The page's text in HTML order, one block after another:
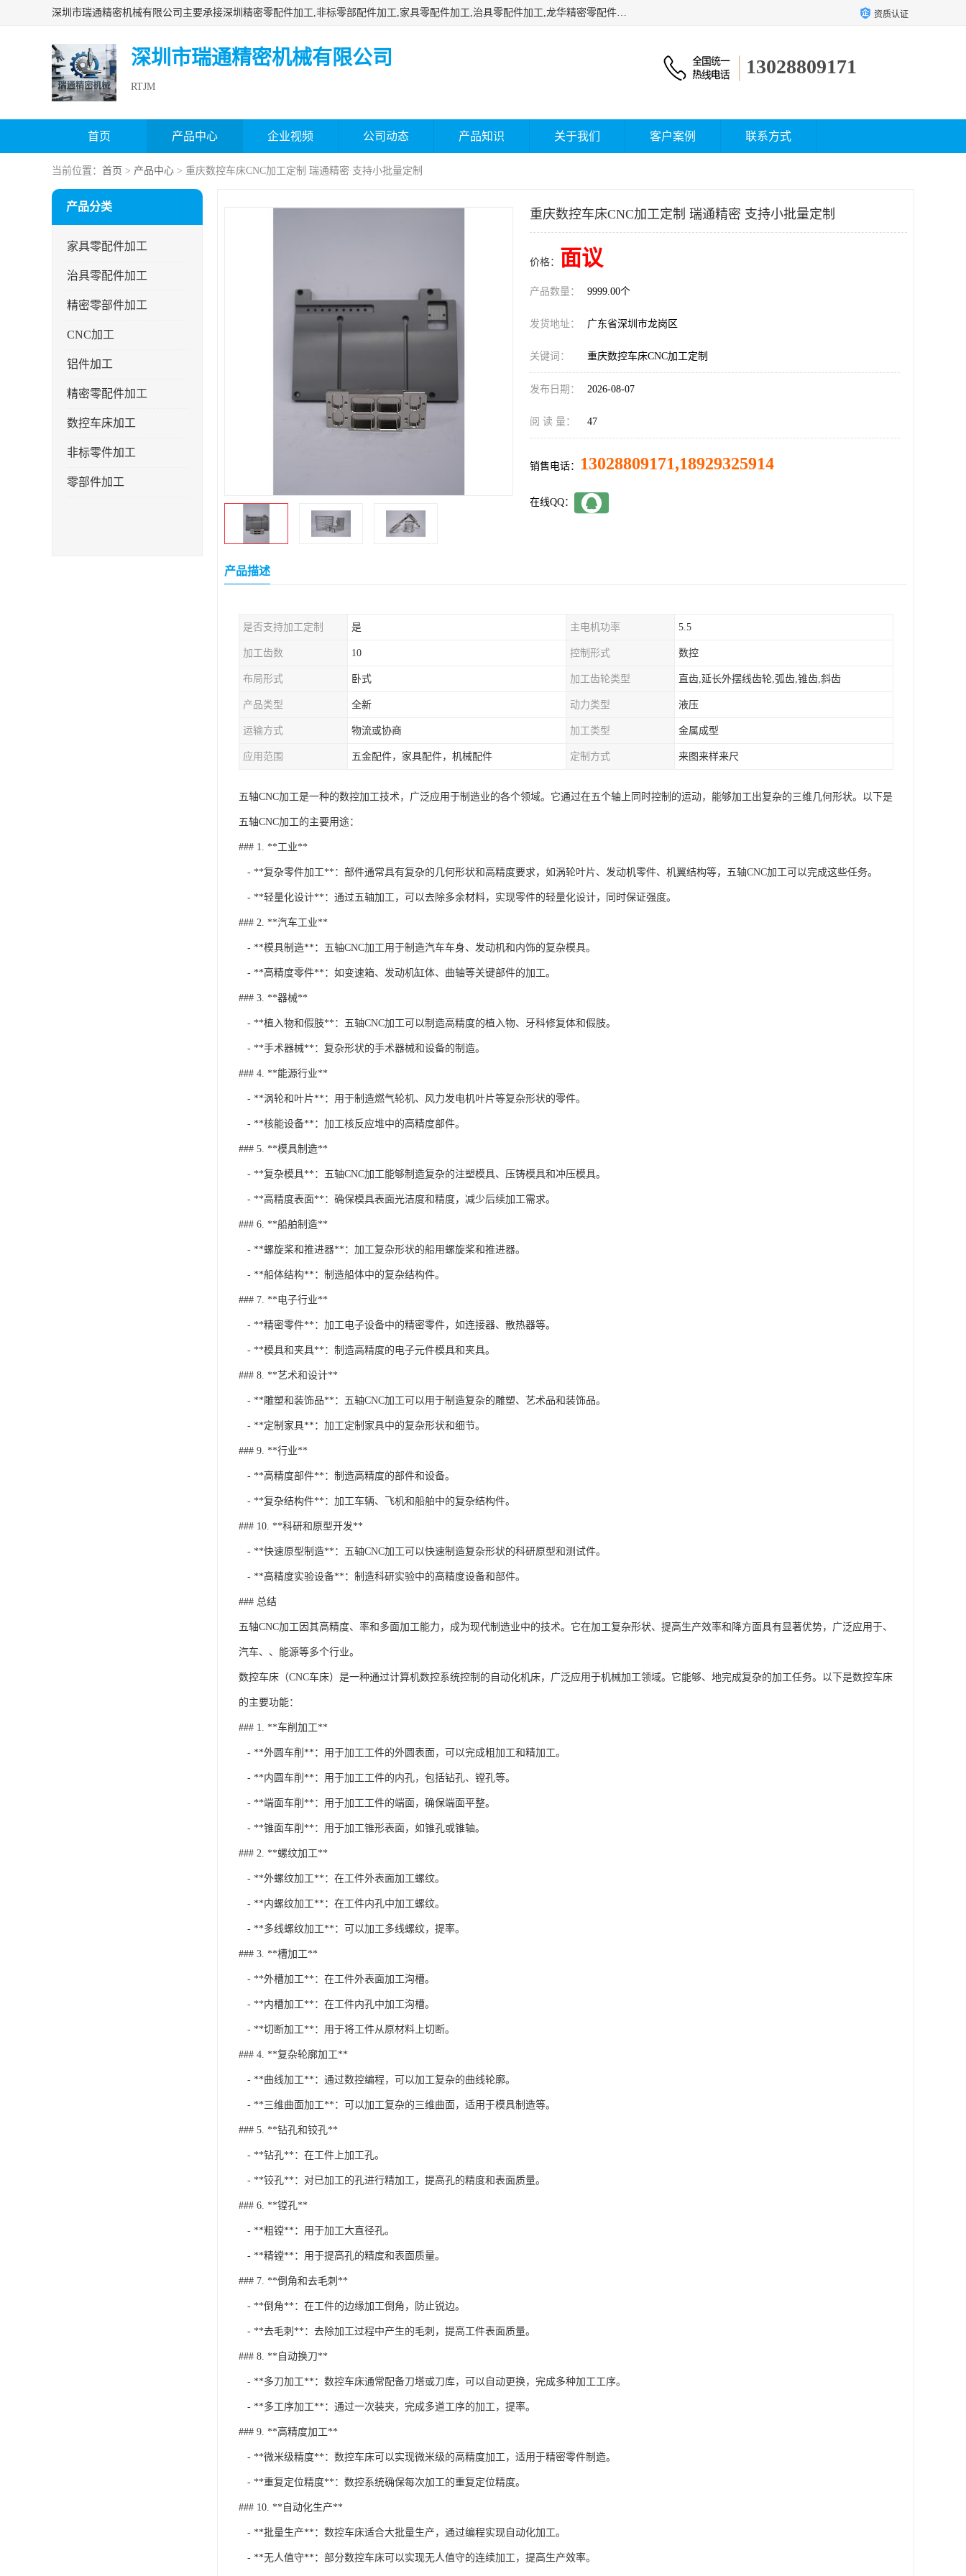
深圳市瑞通精密机械有限公司主要承接深圳精密零配件加工,非标零部配件加工,家具零配件加工,治具零配件加工,龙华精密零配件加工等各种各种精密机械加工，欢迎来来电咨询！ 资质认证
深圳市瑞通精密机械有限公司
RTJM
13028809171
首页 产品中心 企业视频 公司动态 产品知识 关于我们 客户案例 联系方式
当前位置： 首页 > 产品中心 > 重庆数控车床CNC加工定制 瑞通精密 支持小批量定制
产品分类
家具零配件加工
治具零配件加工
精密零部件加工
CNC加工
铝件加工
精密零配件加工
数控车床加工
非标零件加工
零部件加工
重庆数控车床CNC加工定制 瑞通精密 支持小批量定制
价格： 面议
产品数量： 9999.00个
发货地址： 广东省深圳市龙岗区
关键词： 重庆数控车床CNC加工定制
发布日期： 2026-08-07
阅 读 量： 47
销售电话： 13028809171,18929325914
在线QQ：
产品描述
是否支持加工定制 是 主电机功率 5.5
加工齿数 10 控制形式 数控
布局形式 卧式 加工齿轮类型 直齿,延长外摆线齿轮,弧齿,锥齿,斜齿
产品类型 全新 动力类型 液压
运输方式 物流或协商 加工类型 金属成型
应用范围 五金配件，家具配件，机械配件 定制方式 来图来样来尺
五轴CNC加工是一种的数控加工技术，广泛应用于制造业的各个领域。它通过在五个轴上同时控制的运动，能够加工出复杂的三维几何形状。以下是
五轴CNC加工的主要用途：
### 1. **工业**
- **复杂零件加工**：部件通常具有复杂的几何形状和高精度要求，如涡轮叶片、发动机零件、机翼结构等，五轴CNC加工可以完成这些任务。
- **轻量化设计**：通过五轴加工，可以去除多余材料，实现零件的轻量化设计，同时保证强度。
### 2. **汽车工业**
- **模具制造**：五轴CNC加工用于制造汽车车身、发动机和内饰的复杂模具。
- **高精度零件**：如变速箱、发动机缸体、曲轴等关键部件的加工。
### 3. **器械**
- **植入物和假肢**：五轴CNC加工可以制造高精度的植入物、牙科修复体和假肢。
- **手术器械**：复杂形状的手术器械和设备的制造。
### 4. **能源行业**
- **涡轮和叶片**：用于制造燃气轮机、风力发电机叶片等复杂形状的零件。
- **核能设备**：加工核反应堆中的高精度部件。
### 5. **模具制造**
- **复杂模具**：五轴CNC加工能够制造复杂的注塑模具、压铸模具和冲压模具。
- **高精度表面**：确保模具表面光洁度和精度，减少后续加工需求。
### 6. **船舶制造**
- **螺旋桨和推进器**：加工复杂形状的船用螺旋桨和推进器。
- **船体结构**：制造船体中的复杂结构件。
### 7. **电子行业**
- **精密零件**：加工电子设备中的精密零件，如连接器、散热器等。
- **模具和夹具**：制造高精度的电子元件模具和夹具。
### 8. **艺术和设计**
- **雕塑和装饰品**：五轴CNC加工可以用于制造复杂的雕塑、艺术品和装饰品。
- **定制家具**：加工定制家具中的复杂形状和细节。
### 9. **行业**
- **高精度部件**：制造高精度的部件和设备。
- **复杂结构件**：加工车辆、飞机和船舶中的复杂结构件。
### 10. **科研和原型开发**
- **快速原型制造**：五轴CNC加工可以快速制造复杂形状的科研原型和测试件。
- **高精度实验设备**：制造科研实验中的高精度设备和部件。
### 总结
五轴CNC加工因其高精度、率和多面加工能力，成为现代制造业中的技术。它在加工复杂形状、提高生产效率和降方面具有显著优势，广泛应用于、
汽车、、能源等多个行业。
数控车床（CNC车床）是一种通过计算机数控系统控制的自动化机床，广泛应用于机械加工领域。它能够、地完成复杂的加工任务。以下是数控车床
的主要功能：
### 1. **车削加工**
- **外圆车削**：用于加工工件的外圆表面，可以完成粗加工和精加工。
- **内圆车削**：用于加工工件的内孔，包括钻孔、镗孔等。
- **端面车削**：用于加工工件的端面，确保端面平整。
- **锥面车削**：用于加工锥形表面，如锥孔或锥轴。
### 2. **螺纹加工**
- **外螺纹加工**：在工件外表面加工螺纹。
- **内螺纹加工**：在工件内孔中加工螺纹。
- **多线螺纹加工**：可以加工多线螺纹，提率。
### 3. **槽加工**
- **外槽加工**：在工件外表面加工沟槽。
- **内槽加工**：在工件内孔中加工沟槽。
- **切断加工**：用于将工件从原材料上切断。
### 4. **复杂轮廓加工**
- **曲线加工**：通过数控编程，可以加工复杂的曲线轮廓。
- **三维曲面加工**：可以加工复杂的三维曲面，适用于模具制造等。
### 5. **钻孔和铰孔**
- **钻孔**：在工件上加工孔。
- **铰孔**：对已加工的孔进行精加工，提高孔的精度和表面质量。
### 6. **镗孔**
- **粗镗**：用于加工大直径孔。
- **精镗**：用于提高孔的精度和表面质量。
### 7. **倒角和去毛刺**
- **倒角**：在工件的边缘加工倒角，防止锐边。
- **去毛刺**：去除加工过程中产生的毛刺，提高工件表面质量。
### 8. **自动换刀**
- **多刀加工**：数控车床通常配备刀塔或刀库，可以自动更换，完成多种加工工序。
- **多工序加工**：通过一次装夹，完成多道工序的加工，提率。
### 9. **高精度加工**
- **微米级精度**：数控车床可以实现微米级的高精度加工，适用于精密零件制造。
- **重复定位精度**：数控系统确保每次加工的重复定位精度。
### 10. **自动化生产**
- **批量生产**：数控车床适合大批量生产，通过编程实现自动化加工。
- **无人值守**：部分数控车床可以实现无人值守的连续加工，提高生产效率。